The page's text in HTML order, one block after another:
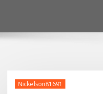
Nickelson81691